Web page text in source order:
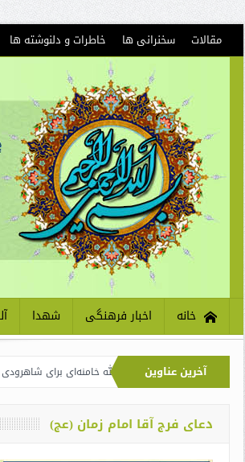
مقالات سخنرانی ها خاطرات و دلنوشته ها
خانه اخبار فرهنگی شهدا
آخرین عناوین
تفاوت نماز آیت‌الله خامنه‌ای برای شاهرودی و
دعای فرج آقا امام زمان (عج)